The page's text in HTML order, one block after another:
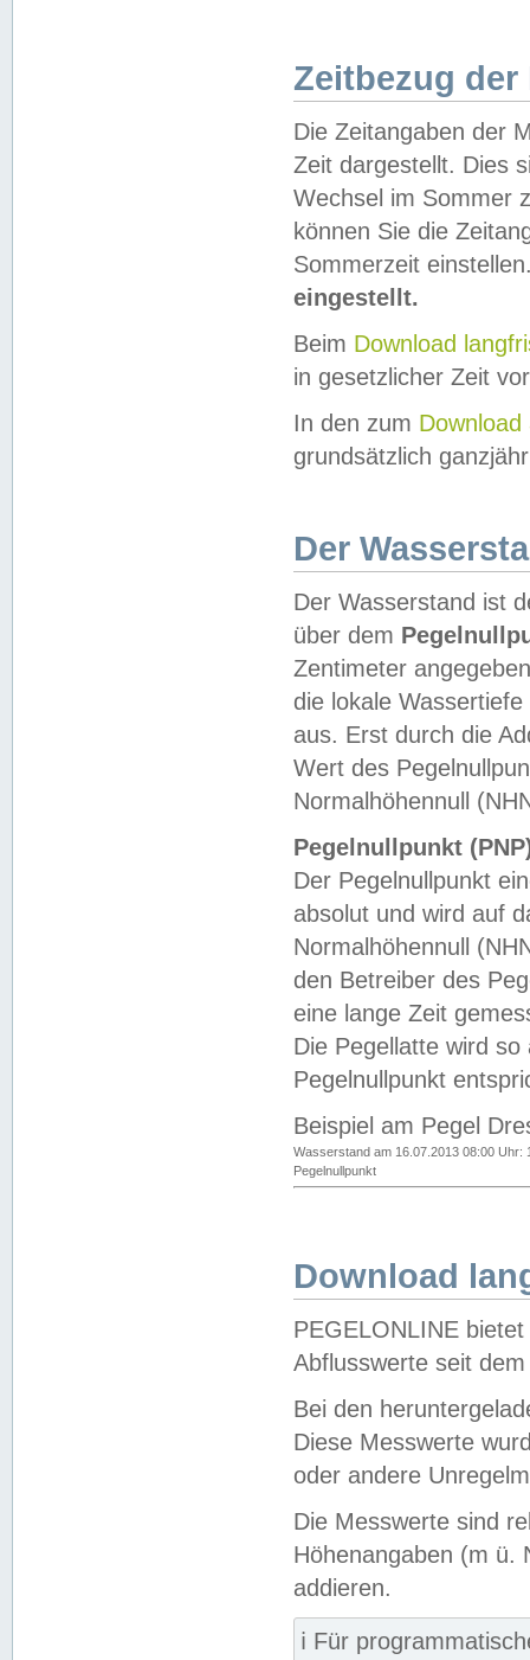
Zeitbezug der
Die Zeitangaben der
Zeit dargestellt. Dies
Wechsel im Sommer
können Sie die
Sommerzeit
eingestellt.
Beim Download
in gesetzlicher Zeit
In den zum Download
grundsätzlich
Der
Der Wasserstand ist
über dem
Zentimeter
die lokale
aus. Erst durch die
Wert des
Normalhöhennull
Pegelnullpunkt
Der Pegelnullpunkt
absolut und wird auf
Normalhöhennull
den Betreiber des
eine lange Zeit
Die Pegellatte wird
Pegelnullpunkt
Beispiel am Pegel
Wasserstand am 16.07.2013 08:00 Uhr:
Pegelnullpunkt
Download
PEGELONLINE
Abflusswerte seit
Bei den
Diese Messwerte
oder andere
Die Messwerte sind
Höhenangaben (m ü.
addieren.
ℹ️ Für